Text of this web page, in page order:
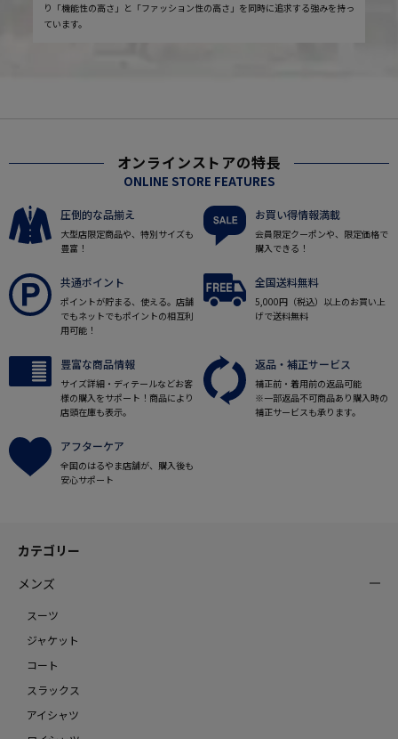
り「機能性の高さ」と「ファッション性の高さ」を同時に追求する強みを持っ
ています。
オンラインストアの特長
ONLINE STORE FEATURES
圧倒的な品揃え
大型店限定商品や、特別サイズも
豊富！
お買い得情報満載
会員限定クーポンや、限定価格で
購入できる！
共通ポイント
ポイントが貯まる、使える。店舗
でもネットでもポイントの相互利
用可能！
全国送料無料
5,000円（税込）以上のお買い上
げで送料無料
豊富な商品情報
サイズ詳細・ディテールなどお客
様の購入をサポート！商品により
店頭在庫も表示。
返品・補正サービス
補正前・着用前の返品可能
※一部返品不可商品あり購入時の
補正サービスも承ります。
アフターケア
全国のはるやま店舗が、購入後も
安心サポート
カテゴリー
メンズ
スーツ
ジャケット
コート
スラックス
アイシャツ